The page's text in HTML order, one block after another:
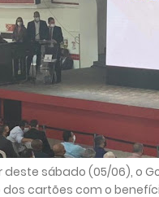
deste sábado (05/06), o
cartões com o